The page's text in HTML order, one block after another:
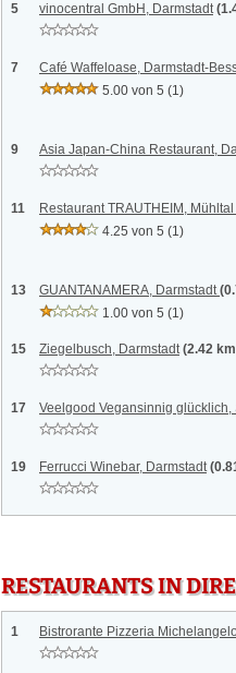
5 vinocentral GmbH, Darmstadt
7
Café Waffeloase, Darmstadt-
5.00 von 5 (1)
9 Asia Japan-China Restaurant,
11
Restaurant TRAUTHEIM, Mühltal
4.25 von 5 (1)
13 GUANTANAMERA, Darmstadt
1.00 von 5 (1)
15 Ziegelbusch, Darmstadt (2.42
17 Veelgood Vegansinnig
19 Ferrucci Winebar, Darmstadt
RESTAURANTS IN
1 Bistrorante Pizzeria